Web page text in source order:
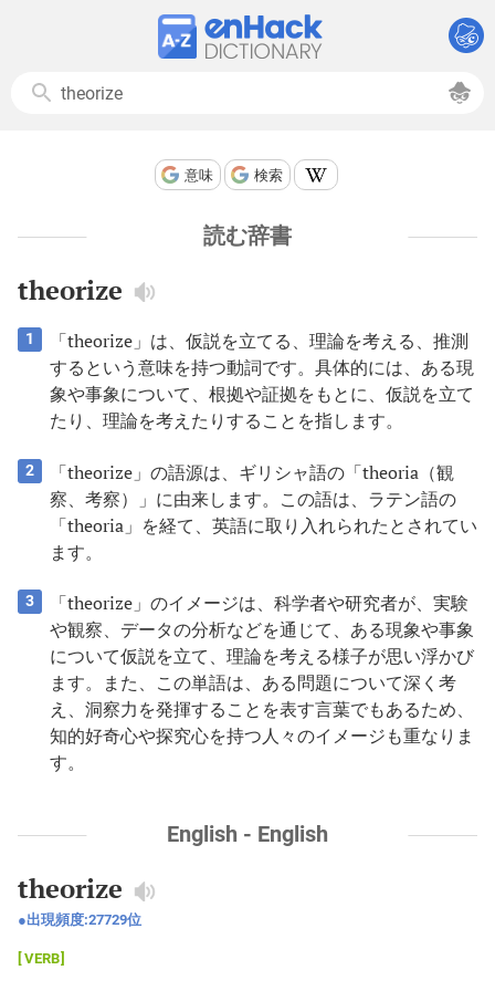
意味 検索
読む辞書
theorize
1
「theorize」は、仮説を立てる、理論を考える、推測
するという意味を持つ動詞です。具体的には、ある現
象や事象について、根拠や証拠をもとに、仮説を立て
たり、理論を考えたりすることを指します。
2
「theorize」の語源は、ギリシャ語の「theoria（観
察、考察）」に由来します。この語は、ラテン語の
「theoria」を経て、英語に取り入れられたとされてい
ます。
3
「theorize」のイメージは、科学者や研究者が、実験
や観察、データの分析などを通じて、ある現象や事象
について仮説を立て、理論を考える様子が思い浮かび
ます。また、この単語は、ある問題について深く考
え、洞察力を発揮することを表す言葉でもあるため、
知的好奇心や探究心を持つ人々のイメージも重なりま
す。
English - English
theorize
出現頻度:27729位
VERB